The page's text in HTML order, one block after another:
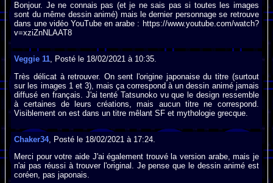
Bonjour. Je ne connais pas (et je ne sais pas si toutes les images
sont du même dessin animé) mais le dernier personnage se retrouve
dans une vidéo YouTube en arabe : https://www.youtube.com/watch?
v=xziZnNLAAT8
Veggie 11, Posté le 18/02/2021 à 10:35.
Très délicat à retrouver. On sent l'origine japonaise du titre (surtout
sur les images 1 et 3), mais ça correspond à un dessin animé jamais
diffusé en français. J'ai tenté Tatsunoko vu que le design ressemble
à certaines de leurs créations, mais aucun titre ne correspond.
Visiblement on est dans un titre mêlant SF et mythologie grecque.
Chaker34, Posté le 18/02/2021 à 17:24.
Merci pour votre aide J'ai également trouvé la version arabe, mais je
n'ai pas réussi à trouver l'original. Je pense que le dessin animé est
coréen, pas japonais.